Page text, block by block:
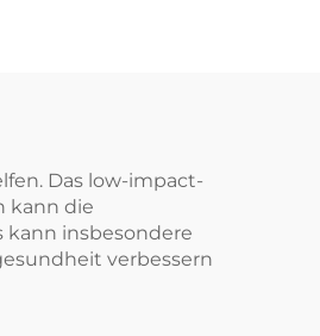
Das low-impact-
kann die
kann insbesondere
verbessern